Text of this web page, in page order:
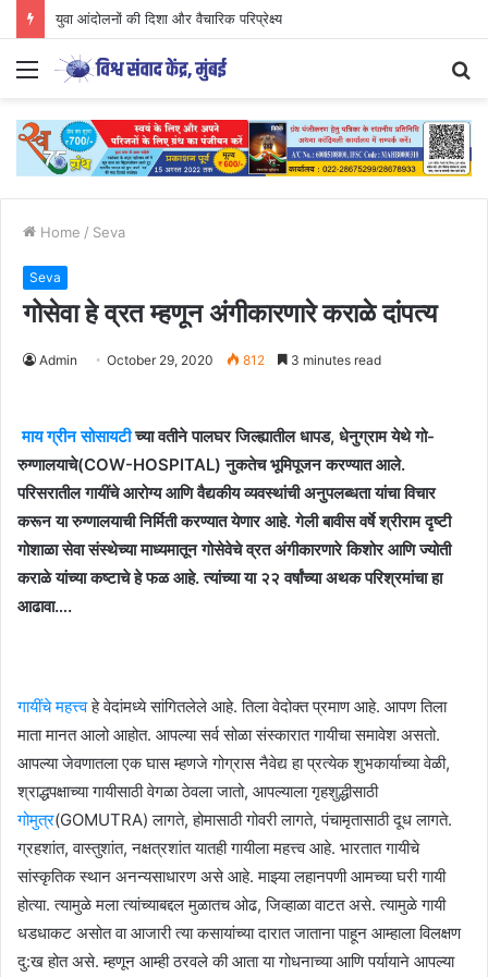
युवा आंदोलनों की दिशा और वैचारिक परिप्रेक्ष्य
Menu
Home / Seva
Seva
गोसेवा हे व्रत म्हणून अंगीकारणारे कराळे दांपत्य
Admin October 29, 2020 812 3 minutes read
माय ग्रीन सोसायटीच्या वतीने पालघर जिल्ह्यातील धापड, धेनुग्राम येथे गो-
रुग्णालयाचे(COW-HOSPITAL) नुकतेच भूमिपूजन करण्यात आले.
परिसरातील गायींचे आरोग्य आणि वैद्यकीय व्यवस्थांची अनुपलब्धता यांचा विचार
करून या रुग्णालयाची निर्मिती करण्यात येणार आहे. गेली बावीस वर्षे श्रीराम दृष्टी
गोशाळा सेवा संस्थेच्या माध्यमातून गोसेवेचे व्रत अंगीकारणारे किशोर आणि ज्योती
कराळे यांच्या कष्टाचे हे फळ आहे. त्यांच्या या २२ वर्षांच्या अथक परिश्रमांचा हा
आढावा….
गायींचे महत्त्वहे वेदांमध्ये सांगितलेले आहे. तिला वेदोक्त प्रमाण आहे. आपण तिला
माता मानत आलो आहोत. आपल्या सर्व सोळा संस्कारात गायीचा समावेश असतो.
आपल्या जेवणातला एक घास म्हणजे गोग्रास नैवेद्य हा प्रत्येक शुभकार्याच्या वेळी,
श्राद्धपक्षाच्या गायीसाठी वेगळा ठेवला जातो, आपल्याला गृहशुद्धीसाठी
गोमुत्र(GOMUTRA) लागते, होमासाठी गोवरी लागते, पंचामृतासाठी दूध लागते.
ग्रहशांत, वास्तुशांत, नक्षत्रशांत यातही गायीला महत्त्व आहे. भारतात गायीचे
सांस्कृतिक स्थान अनन्यसाधारण असे आहे. माझ्या लहानपणी आमच्या घरी गायी
होत्या. त्यामुळे मला त्यांच्याबद्दल मुळातच ओढ, जिव्हाळा वाटत असे. त्यामुळे गायी
धडधाकट असोत वा आजारी त्या कसायांच्या दारात जाताना पाहून आम्हाला विलक्षण
दु:ख होत असे. म्हणून आम्ही ठरवले की आता या गोधनाच्या आणि पर्यायाने आपल्या